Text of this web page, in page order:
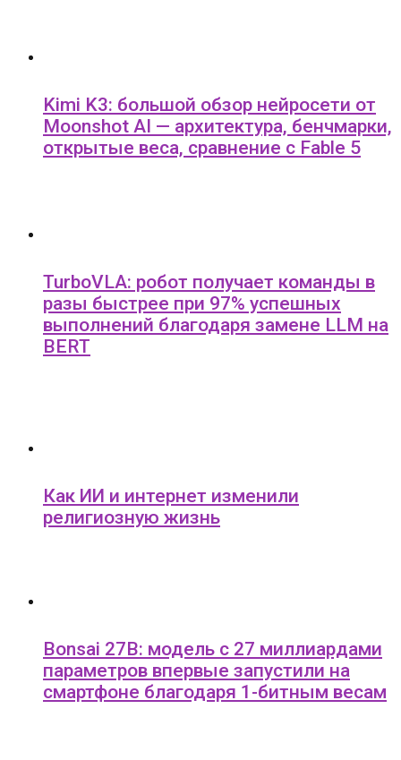
Kimi K3: большой обзор нейросети от
Moonshot AI — архитектура, бенчмарки,
открытые веса, сравнение с Fable 5
TurboVLA: робот получает команды в
разы быстрее при 97% успешных
выполнений благодаря замене LLM на
BERT
Как ИИ и интернет изменили
религиозную жизнь
Bonsai 27B: модель с 27 миллиардами
параметров впервые запустили на
смартфоне благодаря 1-битным весам